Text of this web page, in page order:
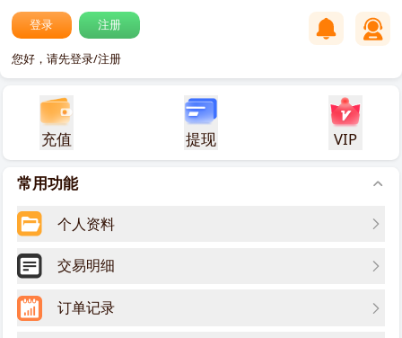
登录 注册
您好，请先登录/注册
充值 提现 VIP
常用功能
个人资料
交易明细